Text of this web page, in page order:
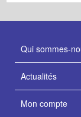
Qui sommes-
Actualités
Mon compte